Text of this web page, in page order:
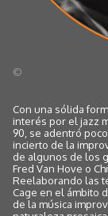
©
Con una sólida
interés por el jazz
90, se adentró
incierto de la
de algunos de los
Fred Van Hove o
Reelaborando las
Cage en el ámbito
de la música